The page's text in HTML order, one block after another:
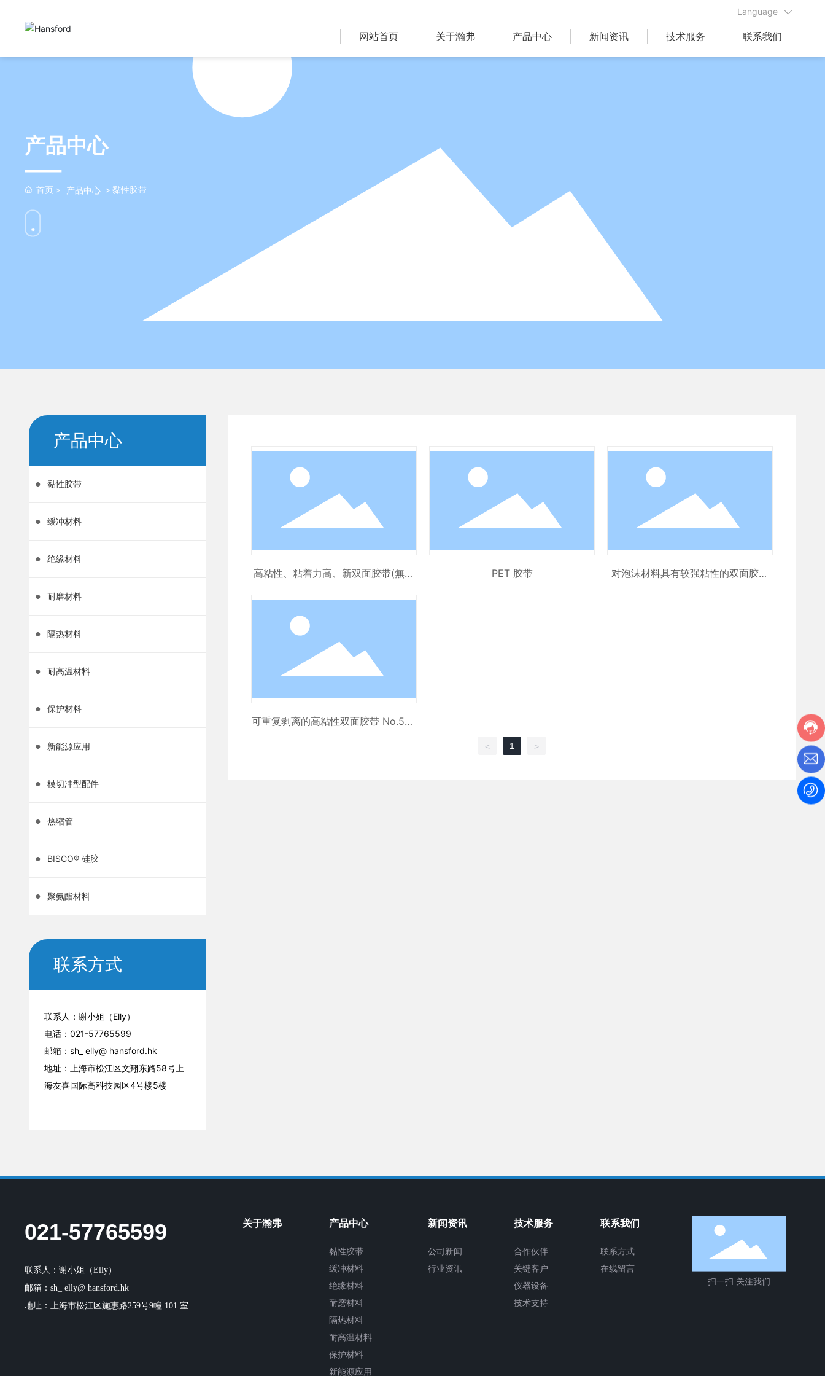
Language
网站首页 关于瀚弗 产品中心 新闻资讯 技术服务 联系我们
产品中心
首页 产品中心 黏性胶带
产品中心
● 黏性胶带
● 缓冲材料
● 绝缘材料
● 耐磨材料
● 隔热材料
● 耐高温材料
● 保护材料
● 新能源应用
● 模切冲型配件
● 热缩管
● BISCO® 硅胶
● 聚氨酯材料
联系方式
联系人：谢小姐（Elly）
电话： 021-57765599
邮箱：sh_ elly@ hansford.hk
地址：上海市松江区文翔东路58号上
海友喜国际高科技园区4号楼5楼
高粘性、粘着力高、新双面胶带(無溶
PET 胶带
对泡沫材料具有较强粘性的双面胶带
可重复剥离的高粘性双面胶带 No.500
< 1 >
021-57765599
联系人：谢小姐（Elly）
邮箱：sh_ elly@ hansford.hk
地址：上海市松江区施惠路259号9幢 101 室
关于瀚弗 产品中心
黏性胶带
缓冲材料
绝缘材料
耐磨材料
隔热材料
耐高温材料
保护材料
新能源应用
新闻资讯
公司新闻
行业资讯
技术服务
合作伙伴
关键客户
仪器设备
技术支持
联系我们
联系方式
在线留言
扫一扫 关注我们